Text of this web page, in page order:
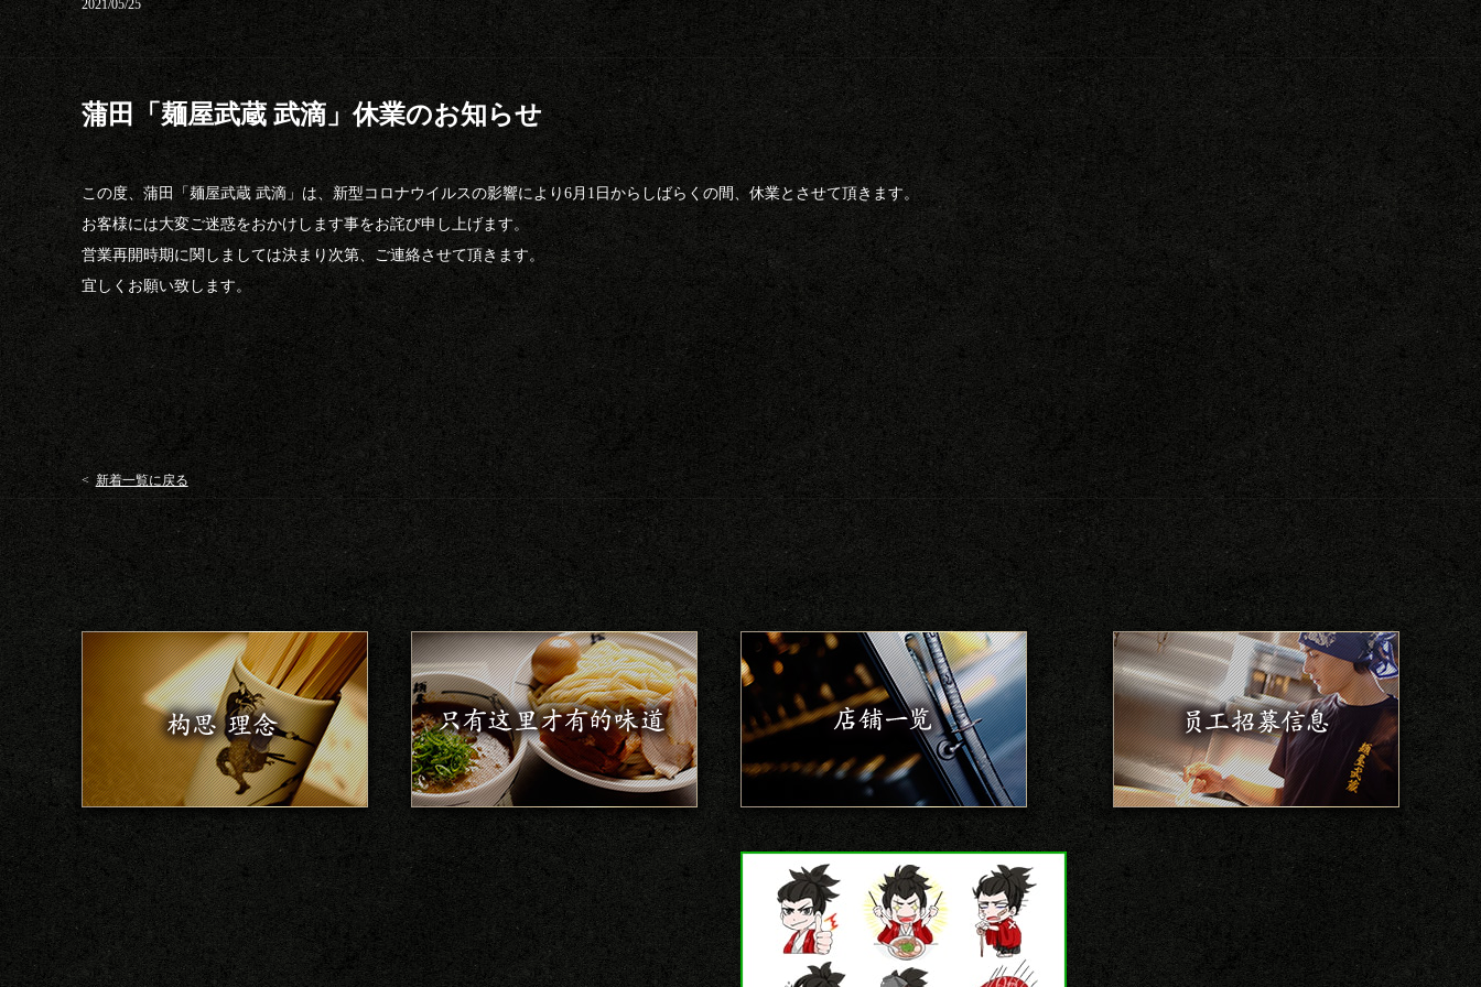
2021/05/25
蒲田「麺屋武蔵 武滴」休業のお知らせ
この度、蒲田「麺屋武蔵 武滴」は、新型コロナウイルスの影響により6月1日からしばらくの間、休業とさせて頂きます。
お客様には大変ご迷惑をおかけします事をお詫び申し上げます。
営業再開時期に関しましては決まり次第、ご連絡させて頂きます。
宜しくお願い致します。
< 新着一覧に戻る